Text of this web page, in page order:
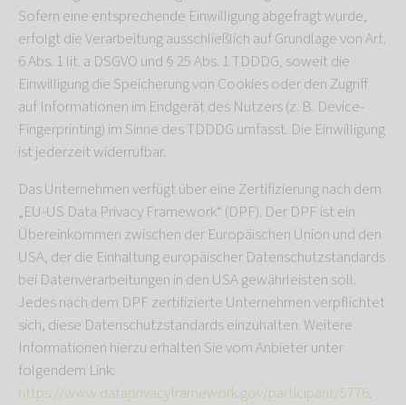
Sofern eine entsprechende Einwilligung abgefragt wurde,
erfolgt die Verarbeitung ausschließlich auf Grundlage von Art.
6 Abs. 1 lit. a DSGVO und § 25 Abs. 1 TDDDG, soweit die
Einwilligung die Speicherung von Cookies oder den Zugriff
auf Informationen im Endgerät des Nutzers (z. B. Device-
Fingerprinting) im Sinne des TDDDG umfasst. Die Einwilligung
ist jederzeit widerrufbar.
Das Unternehmen verfügt über eine Zertifizierung nach dem
„EU-US Data Privacy Framework“ (DPF). Der DPF ist ein
Übereinkommen zwischen der Europäischen Union und den
USA, der die Einhaltung europäischer Datenschutzstandards
bei Datenverarbeitungen in den USA gewährleisten soll.
Jedes nach dem DPF zertifizierte Unternehmen verpflichtet
sich, diese Datenschutzstandards einzuhalten. Weitere
Informationen hierzu erhalten Sie vom Anbieter unter
folgendem Link:
https://www.dataprivacyframework.gov/participant/5776.